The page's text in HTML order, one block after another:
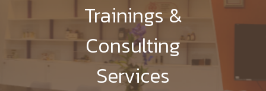
Trainings &
Consulting
Services